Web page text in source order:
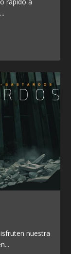
nuestra